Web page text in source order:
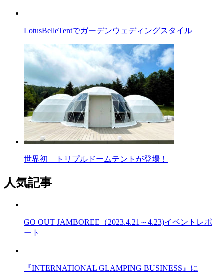
LotusBelleTentでガーデンウェディングスタイル
世界初 トリプルドームテントが登場！
人気記事
GO OUT JAMBOREE（2023.4.21～4.23)イベントレポ
ート
『INTERNATIONAL GLAMPING BUSINESS』に